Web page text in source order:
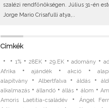
szalézi rendfőnökségen. Július 31-én
Jorge Mario Crisafulli atya,..
Címkék
• •1% • 28EK• 29.EK•adomány •
Afrika •ajándék •akció •
alapítvány• Albertfalva •áldás •
alkalmazás•állandó •állás • álom •
Amoris Laetitia-családév•
Ángel